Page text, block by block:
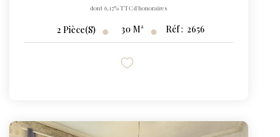
dont 6,17% TTC d'honoraires
2 Pièce(s) 30 M² Réf : 2656